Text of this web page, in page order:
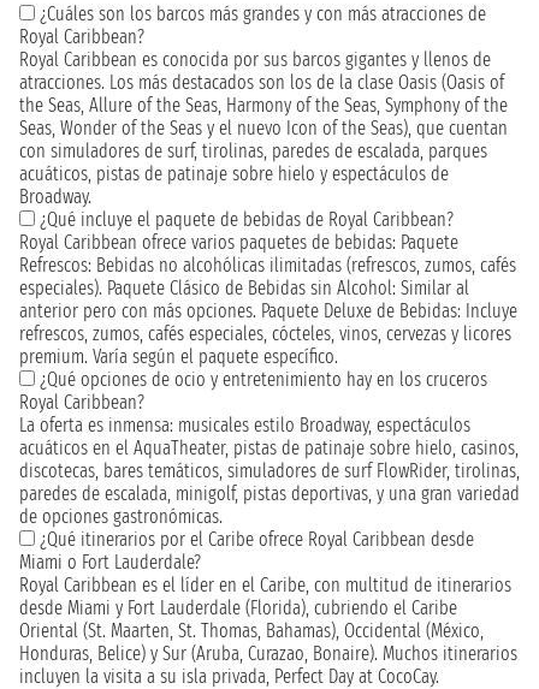
¿Cuáles son los barcos más grandes y con más atracciones de
Royal Caribbean?
Royal Caribbean es conocida por sus barcos gigantes y llenos de
atracciones. Los más destacados son los de la clase Oasis (Oasis of
the Seas, Allure of the Seas, Harmony of the Seas, Symphony of the
Seas, Wonder of the Seas y el nuevo Icon of the Seas), que cuentan
con simuladores de surf, tirolinas, paredes de escalada, parques
acuáticos, pistas de patinaje sobre hielo y espectáculos de
Broadway.
¿Qué incluye el paquete de bebidas de Royal Caribbean?
Royal Caribbean ofrece varios paquetes de bebidas: Paquete
Refrescos: Bebidas no alcohólicas ilimitadas (refrescos, zumos, cafés
especiales). Paquete Clásico de Bebidas sin Alcohol: Similar al
anterior pero con más opciones. Paquete Deluxe de Bebidas: Incluye
refrescos, zumos, cafés especiales, cócteles, vinos, cervezas y licores
premium. Varía según el paquete específico.
¿Qué opciones de ocio y entretenimiento hay en los cruceros
Royal Caribbean?
La oferta es inmensa: musicales estilo Broadway, espectáculos
acuáticos en el AquaTheater, pistas de patinaje sobre hielo, casinos,
discotecas, bares temáticos, simuladores de surf FlowRider, tirolinas,
paredes de escalada, minigolf, pistas deportivas, y una gran variedad
de opciones gastronómicas.
¿Qué itinerarios por el Caribe ofrece Royal Caribbean desde
Miami o Fort Lauderdale?
Royal Caribbean es el líder en el Caribe, con multitud de itinerarios
desde Miami y Fort Lauderdale (Florida), cubriendo el Caribe
Oriental (St. Maarten, St. Thomas, Bahamas), Occidental (México,
Honduras, Belice) y Sur (Aruba, Curazao, Bonaire). Muchos itinerarios
incluyen la visita a su isla privada, Perfect Day at CocoCay.